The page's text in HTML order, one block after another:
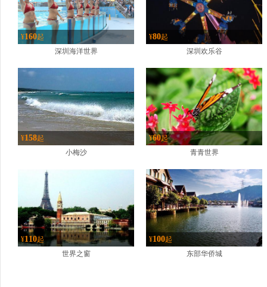
¥160起
深圳海洋世界
¥80起
深圳欢乐谷
¥158起
小梅沙
¥60起
青青世界
¥110起
世界之窗
¥100起
东部华侨城